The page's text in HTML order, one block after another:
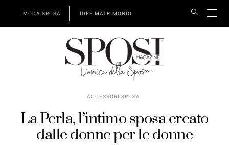
MODA SPOSA IDEE MATRIMONIO
ACCESSORI SPOSA
La Perla, l’intimo sposa creato
dalle donne per le donne